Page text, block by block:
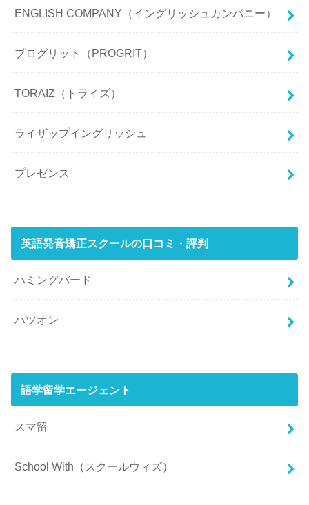
ENGLISH COMPANY（イングリッシュカンパニー）
プログリット（PROGRIT）
TORAIZ（トライズ）
ライザップイングリッシュ
プレゼンス
英語発音矯正スクールの口コミ・評判
ハミングバード
ハツオン
語学留学エージェント
スマ留
School With（スクールウィズ）